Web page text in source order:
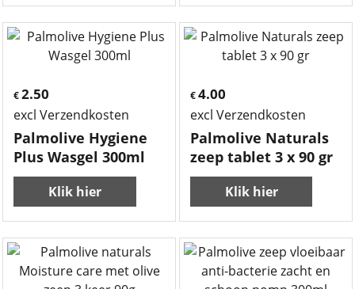
€ 2.50
excl Verzendkosten
Palmolive Hygiene
Plus Wasgel 300ml
Klik hier
€4.00
excl Verzendkosten
Palmolive Naturals
zeep tablet 3 x 90 gr
Klik hier